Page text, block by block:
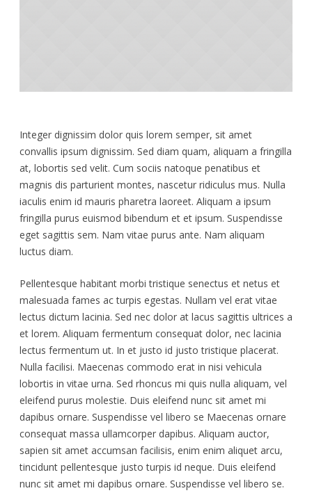
Integer dignissim dolor quis lorem semper, sit amet
convallis ipsum dignissim. Sed diam quam, aliquam a fringilla
at, lobortis sed velit. Cum sociis natoque penatibus et
magnis dis parturient montes, nascetur ridiculus mus. Nulla
iaculis enim id mauris pharetra laoreet. Aliquam a ipsum
fringilla purus euismod bibendum et et ipsum. Suspendisse
eget sagittis sem. Nam vitae purus ante. Nam aliquam
luctus diam.
Pellentesque habitant morbi tristique senectus et netus et
malesuada fames ac turpis egestas. Nullam vel erat vitae
lectus dictum lacinia. Sed nec dolor at lacus sagittis ultrices a
et lorem. Aliquam fermentum consequat dolor, nec lacinia
lectus fermentum ut. In et justo id justo tristique placerat.
Nulla facilisi. Maecenas commodo erat in nisi vehicula
lobortis in vitae urna. Sed rhoncus mi quis nulla aliquam, vel
eleifend purus molestie. Duis eleifend nunc sit amet mi
dapibus ornare. Suspendisse vel libero se Maecenas ornare
consequat massa ullamcorper dapibus. Aliquam auctor,
sapien sit amet accumsan facilisis, enim enim aliquet arcu,
tincidunt pellentesque justo turpis id neque. Duis eleifend
nunc sit amet mi dapibus ornare. Suspendisse vel libero se.